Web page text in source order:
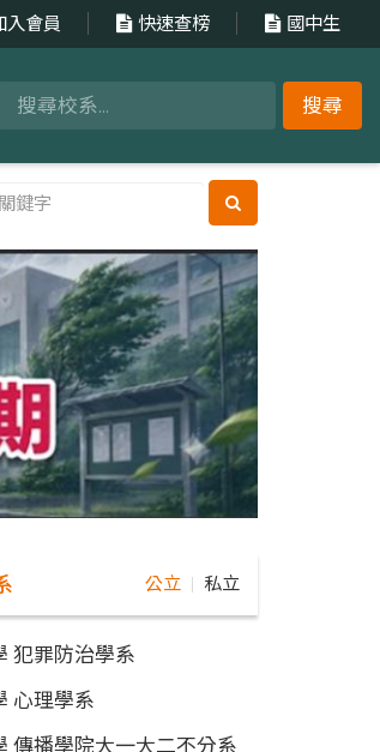
入會員 快速查榜 國中生
搜尋
公立 私立
犯罪防治學系
心理學系
傳播學院大一大二不分系